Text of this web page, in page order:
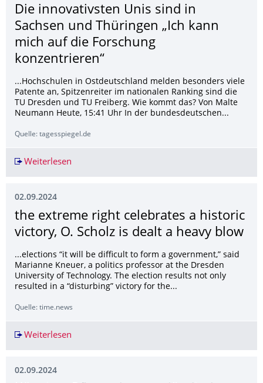
Die innovativsten Unis sind in
Sachsen und Thüringen „Ich kann
mich auf die Forschung
konzentrieren“
...Hochschulen in Ostdeutschland melden besonders viele
Patente an, Spitzenreiter im nationalen Ranking sind die
TU Dresden und TU Freiberg. Wie kommt das? Von Malte
Neumann Heute, 15:41 Uhr In der bundesdeutschen...
Quelle: tagesspiegel.de
Weiterlesen
02.09.2024
the extreme right celebrates a historic
victory, O. Scholz is dealt a heavy blow
...elections “it will be difficult to form a government,” said
Marianne Kneuer, a politics professor at the Dresden
University of Technology. The election results not only
resulted in a “disturbing” victory for the...
Quelle: time.news
Weiterlesen
02.09.2024